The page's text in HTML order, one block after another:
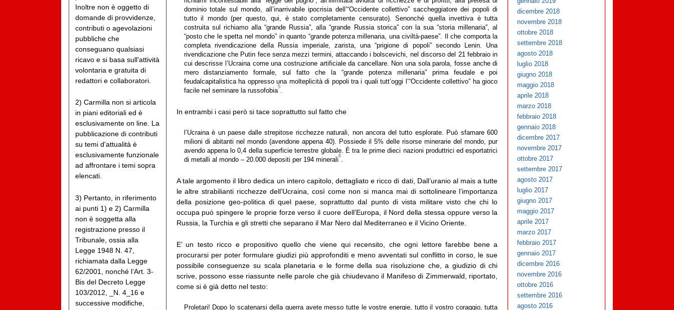
dominio totale sul mondo, all’inarrivabile ipocrisia dell’“Occidente collettivo” saccheggiatore dei popoli di
tutto il mondo (per questo, qui, è stato completamente censurato). Senonché quella invettiva è tutta
costruita sul richiamo alla “grande Russia”, alla “grande Russia storica” con la sua “storia millenaria”, al
“posto che le spetta nel mondo” in quanto “grande potenza millenaria, una civiltà-paese”. Il che comporta la
completa rivendicazione della Russia imperiale, zarista, una “prigione di popoli” secondo Lenin. Una
rivendicazione che Putin fece senza mezzi termini, attaccando i bolscevichi, nel discorso del 21 febbraio in
cui descrisse l’Ucraina come una costruzione artificiale da cancellare. Non una sola parola, fosse anche di
mero distanziamento formale, sul fatto che la “grande potenza millenaria” prima feudale e poi
feudalcapitalistica ha oppresso una molteplicità di popoli tra i quali tutt’oggi l’“Occidente collettivo” ha gioco
facile nel seminare la russofobia
5
.
In entrambi i casi però si tace soprattutto sul fatto che
l’Ucraina è un paese dalle strepitose ricchezze naturali, non ancora del tutto esplorate. Può sfamare 600
milioni di abitanti nel mondo (avendone appena 40). Possiede il 5% delle risorse minerarie del mondo, pur
avendo appena lo 0,4 della superficie terrestre globale. È tra le prime dieci nazioni produttrici ed esportatrici
di metalli al mondo – 20.000 depositi per 194 minerali
6
.
A tale argomento il libro dedica un intero capitolo, dettagliato e ricco di dati, Dall’uranio al mais a tutte
le altre strabilianti ricchezze dell’Ucraina, così come non si manca mai di sottolineare l’importanza
della posizione geo-politica di quel paese, soprattutto dal punto di vista militare visto che chi lo
occupa può spingere le proprie forze verso il cuore dell’Europa, il Nord della stessa oppure verso la
Russia, la Turchia e gli stretti che separano il Mar Nero dal Mediterraneo e il Vicino Oriente.
E’ un testo ricco e propositivo quello che viene qui recensito, che ogni lettore farebbe bene a
procurarsi per poter formulare giudizi più approfonditi e meno avventati sul conflitto in corso, le sue
possibile conseguenze su scala planetaria e le forme della sua risoluzione che, a giudizio di chi
scrive, possono esse riassunte nelle parole che già chiudevano il Manifeso di Zimmerwald, riportato,
come si è già detto nel testo:
Proletari! Dopo lo scatenarsi della guerra avete messo tutte le vostre energie, tutto il vostro coraggio, tutta
Inoltre non è oggetto di
domande di provvidenze,
contributi o agevolazioni
pubbliche che
conseguano qualsiasi
ricavo e si basa sull'attività
volontaria e gratuita di
redattori e collaboratori.
2) Carmilla non si articola
in piani editoriali ed è
esclusivamente on line. La
pubblicazione di contributi
su temi d'attualità è
esclusivamente funzionale
ad affrontare i temi sopra
elencati.
3) Pertanto, in riferimento
ai punti 1) e 2) Carmilla
non è soggetta alla
registrazione presso il
Tribunale, ossia alla
Legge 1948 N. 47,
richiamata dalla Legge
62/2001, nonché l’Art. 3-
Bis del Decreto Legge
103/2012, _N. 4_16 e
successive modifiche,
dicembre 2018
novembre 2018
ottobre 2018
settembre 2018
agosto 2018
luglio 2018
giugno 2018
maggio 2018
aprile 2018
marzo 2018
febbraio 2018
gennaio 2018
dicembre 2017
novembre 2017
ottobre 2017
settembre 2017
agosto 2017
luglio 2017
giugno 2017
maggio 2017
aprile 2017
marzo 2017
febbraio 2017
gennaio 2017
dicembre 2016
novembre 2016
ottobre 2016
settembre 2016
agosto 2016